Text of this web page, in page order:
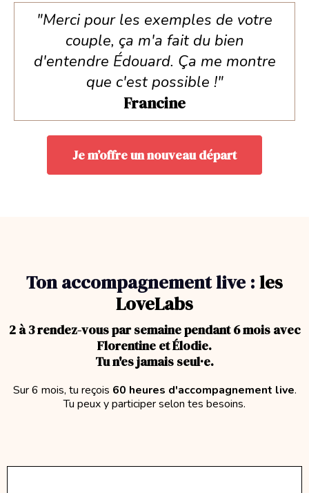
"Merci pour les exemples de votre
couple, ça m'a fait du bien
d'entendre Édouard. Ça me montre
que c'est possible !"
Francine
Je m’offre un nouveau départ
Ton accompagnement live :les
LoveLabs
2 à 3 rendez-vous par semaine pendant 6 mois avec
Florentine et Élodie.
Tu n'es jamais seul·e.
Sur 6 mois, tu reçois 60 heures d'accompagnement live.
Tu peux y participer selon tes besoins.